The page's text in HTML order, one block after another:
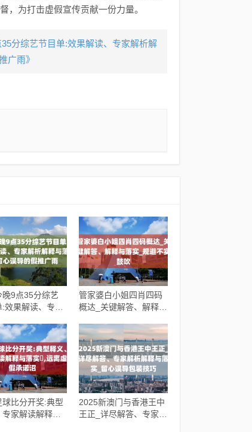
，为打击虚假宣传贡献一份力量。
35分综艺节目单:效果解读、专家解析解
广雨》
晚9点35分综艺
效果解读、专家
推广雨
管家婆白小姐四肖四码
概达_关键解答、解释与
球比分开奖:典型
家解读解释与
2025新澳门与香港王中
王正_详尽解答、专家解